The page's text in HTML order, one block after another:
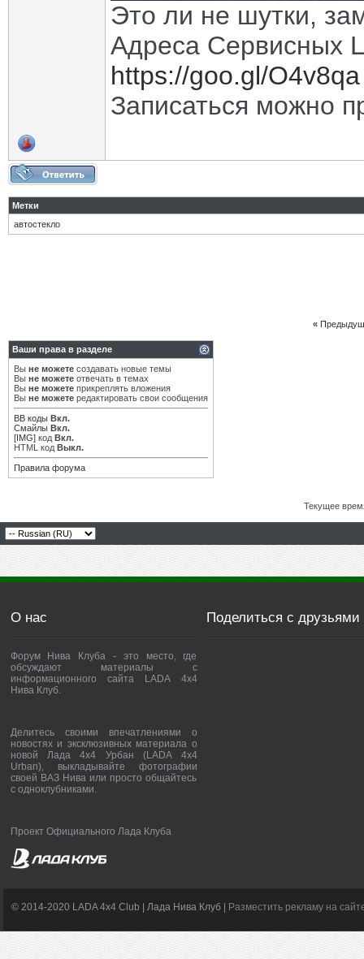
Это ли не шутки,
Адреса Сервисных
https://goo.gl/O4v8qa
Записаться можно
Метки
автостекло
«
Ваши права в разделе
Вы не можете создавать новые темы
Вы не можете отвечать в темах
Вы не можете прикреплять вложения
Вы не можете редактировать свои сообщения
BB коды Вкл.
Смайлы Вкл.
[IMG] код Вкл.
HTML код Выкл.
Правила форума
Текущее
О нас
Форум Нива Клуба - это место, где
обсуждают материалы с
информационного сайта LADA 4x4
Нива Клуб.
Делитесь своими впечатлениями о
новостях и эксклюзивных материала о
новой Лада 4х4 Урбан (LADA 4x4
Urban), выкладывайте фотографии
своей ВАЗ Нива или просто общайтесь
с одноклубниками.
Проект Официального Лада Клуба
Поделиться с друзьями
© 2014-2020 LADA 4x4 Club | Лада Нива Клуб | Разместить рекламу на